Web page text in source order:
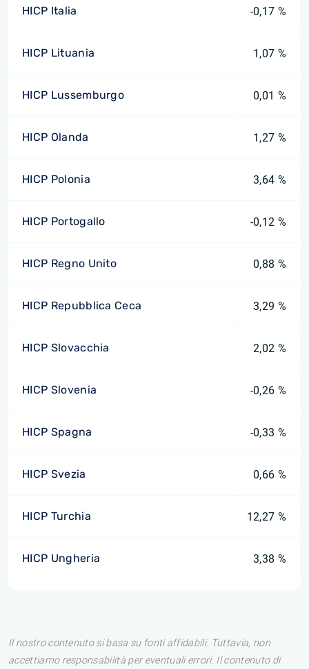
HICP Italia -0,17 %
HICP Lituania 1,07 %
HICP Lussemburgo 0,01 %
HICP Olanda 1,27 %
HICP Polonia 3,64 %
HICP Portogallo -0,12 %
HICP Regno Unito 0,88 %
HICP Repubblica Ceca 3,29 %
HICP Slovacchia 2,02 %
HICP Slovenia -0,26 %
HICP Spagna -0,33 %
HICP Svezia 0,66 %
HICP Turchia 12,27 %
HICP Ungheria 3,38 %
Il nostro contenuto si basa su fonti affidabili. Tuttavia, non
accettiamo responsabilità per eventuali errori. Il contenuto di